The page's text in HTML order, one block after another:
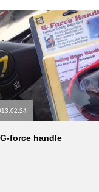
G-force handle